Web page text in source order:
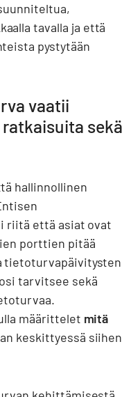
tavalla ja että
pystytään
vaatii
sekä
hallinnollinen
riitä että asiat ovat
porttien pitää
tietoturvapäivitysten
tarvitsee sekä
määrittelet mitä
keskittyessä siihen